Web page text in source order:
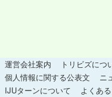
運営会社案内 トリビズにつ
個人情報に関する公表文
ニ
IJUターンについて
よくあ